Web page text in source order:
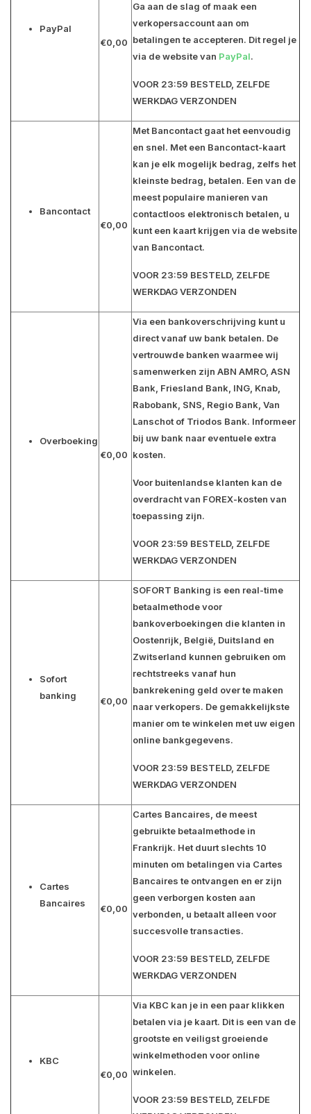
PayPal
€0,00
Ga aan de slag of maak een
verkopersaccount aan om
betalingen te accepteren. Dit regel je
via de website van PayPal.
VOOR 23:59 BESTELD, ZELFDE
WERKDAG VERZONDEN
Bancontact
€0,00
Met Bancontact gaat het eenvoudig
en snel. Met een Bancontact-kaart
kan je elk mogelijk bedrag, zelfs het
kleinste bedrag, betalen. Een van de
meest populaire manieren van
contactloos elektronisch betalen, u
kunt een kaart krijgen via de website
van Bancontact.
VOOR 23:59 BESTELD, ZELFDE
WERKDAG VERZONDEN
Overboeking
€0,00
Via een bankoverschrijving kunt u
direct vanaf uw bank betalen. De
vertrouwde banken waarmee wij
samenwerken zijn ABN AMRO, ASN
Bank, Friesland Bank, ING, Knab,
Rabobank, SNS, Regio Bank, Van
Lanschot of Triodos Bank. Informeer
bij uw bank naar eventuele extra
kosten.
Voor buitenlandse klanten kan de
overdracht van FOREX-kosten van
toepassing zijn.
VOOR 23:59 BESTELD, ZELFDE
WERKDAG VERZONDEN
Sofort
banking
€0,00
SOFORT Banking is een real-time
betaalmethode voor
bankoverboekingen die klanten in
Oostenrijk, België, Duitsland en
Zwitserland kunnen gebruiken om
rechtstreeks vanaf hun
bankrekening geld over te maken
naar verkopers. De gemakkelijkste
manier om te winkelen met uw eigen
online bankgegevens.
VOOR 23:59 BESTELD, ZELFDE
WERKDAG VERZONDEN
Cartes
Bancaires
€0,00
Cartes Bancaires, de meest
gebruikte betaalmethode in
Frankrijk. Het duurt slechts 10
minuten om betalingen via Cartes
Bancaires te ontvangen en er zijn
geen verborgen kosten aan
verbonden, u betaalt alleen voor
succesvolle transacties.
VOOR 23:59 BESTELD, ZELFDE
WERKDAG VERZONDEN
KBC
€0,00
Via KBC kan je in een paar klikken
betalen via je kaart. Dit is een van de
grootste en veiligst groeiende
winkelmethoden voor online
winkelen.
VOOR 23:59 BESTELD, ZELFDE